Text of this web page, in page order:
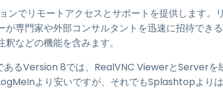
ンでリモートアクセスとサポートを提供します。
専門家や外部コンサルタントを迅速に招待でき
などの機能を含みます。
るVersion 8では、RealVNC ViewerとServerを
より安いですが、それでもSplashtopよりは